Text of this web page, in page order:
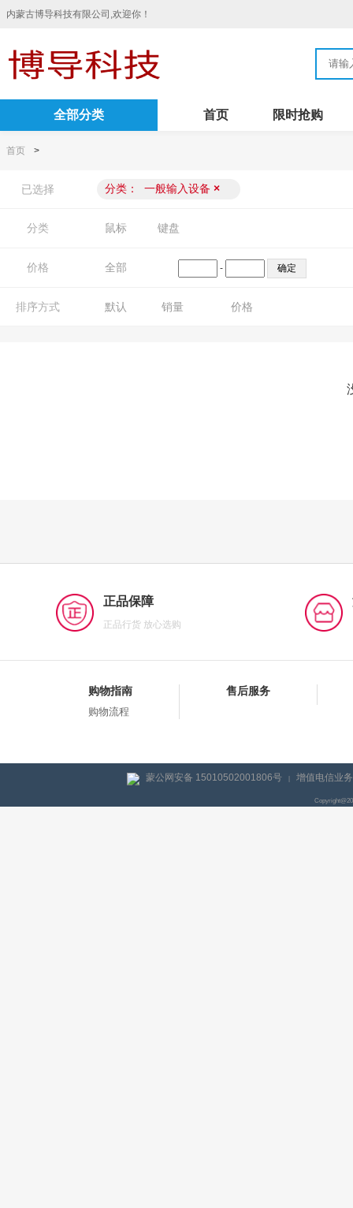
内蒙古博导科技有限公司,欢迎你！
全部分类 首页 限时抢购
首页 >
已选择 分类： 一般输入设备 ×
分类 鼠标 键盘
价格 全部 -
排序方式 默认 销量 价格
正品保障
正品行货 放心选购
购物指南
购物流程
售后服务
蒙公网安备 15010502001806号 | 增值电信业